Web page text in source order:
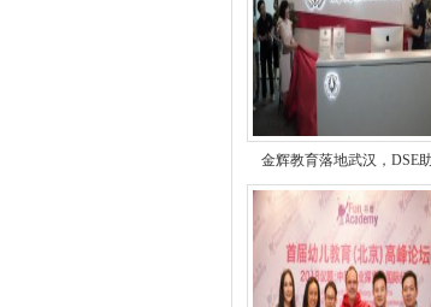
金辉教育落地武汉，DSE助